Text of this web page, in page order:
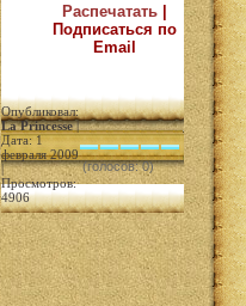
Распечатать
Подписаться по
Email
Опубликовал:
La Princesse|
Дата: 1
февраля 2009
|
Просмотров:
4906
(голосов: 0)